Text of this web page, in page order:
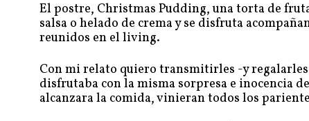
El postre, Christmas Pudding, una torta de
salsa o helado de crema y se disfruta
reunidos en el living.
Con mi relato quiero transmitirles -y
disfrutaba con la misma sorpresa e inocencia
alcanzara la comida, vinieran todos los